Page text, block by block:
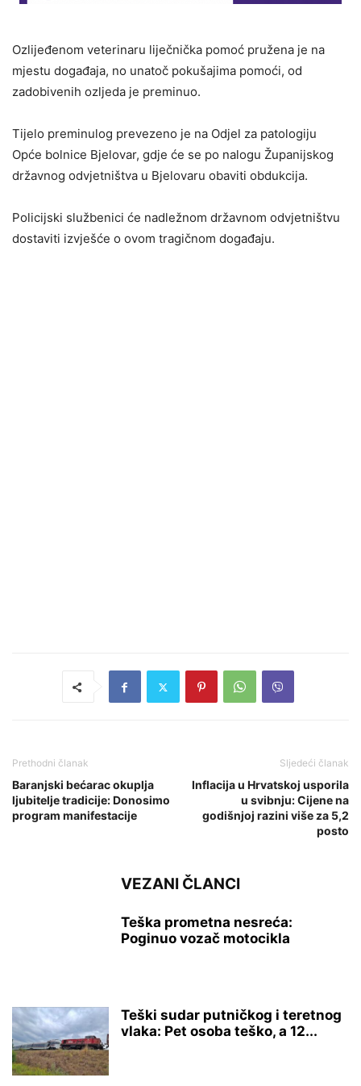
Ozlijeđenom veterinaru liječnička pomoć pružena je na
mjestu događaja, no unatoč pokušajima pomoći, od
zadobivenih ozljeda je preminuo.
Tijelo preminulog prevezeno je na Odjel za patologiju
Opće bolnice Bjelovar, gdje će se po nalogu Županijskog
državnog odvjetništva u Bjelovaru obaviti obdukcija.
Policijski službenici će nadležnom državnom odvjetništvu
dostaviti izvješće o ovom tragičnom događaju.
Prethodni članak
Baranjski bećarac okuplja
ljubitelje tradicije: Donosimo
program manifestacije
Sljedeći članak
Inflacija u Hrvatskoj usporila
u svibnju: Cijene na
godišnjoj razini više za 5,2
posto
VEZANI ČLANCI
Teška prometna nesreća:
Poginuo vozač motocikla
Teški sudar putničkog i teretnog
vlaka: Pet osoba teško, a 12...